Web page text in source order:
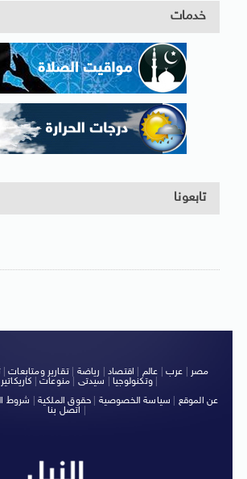
خدمات
تابعونا
مصر عرب عالم اقتصاد رياضة |تقارير ومتابعات|
وتكنولوجيا| سيدتى منوعات كاريكاتير
|
عن الموقع
سياسة الخصوصية حقوق الملكية شروط
اتصل بنا